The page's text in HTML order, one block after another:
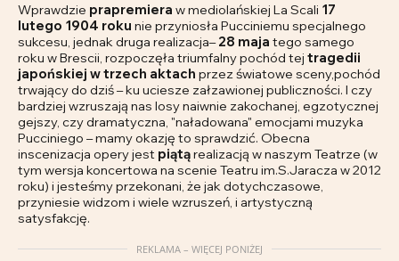
Wprawdzie prapremiera w mediolańskiej La Scali 17
lutego 1904 roku nie przyniosła Pucciniemu specjalnego
sukcesu, jednak druga realizacja–28 maja tego samego
roku w Brescii, rozpoczęła triumfalny pochód tej tragedii
japońskiej w trzech aktach przez światowe sceny,pochód
trwający do dziś – ku uciesze załzawionej publiczności. I czy
bardziej wzruszają nas losy naiwnie zakochanej, egzotycznej
gejszy, czy dramatyczna, "naładowana" emocjami muzyka
Pucciniego – mamy okazję to sprawdzić. Obecna
inscenizacja opery jest piątąrealizacją w naszym Teatrze (w
tym wersja koncertowa na scenie Teatru im.S.Jaracza w 2012
roku) i jesteśmy przekonani, że jak dotychczasowe,
przyniesie widzom i wiele wzruszeń, i artystyczną
satysfakcję.
REKLAMA – WIĘCEJ PONIŻEJ